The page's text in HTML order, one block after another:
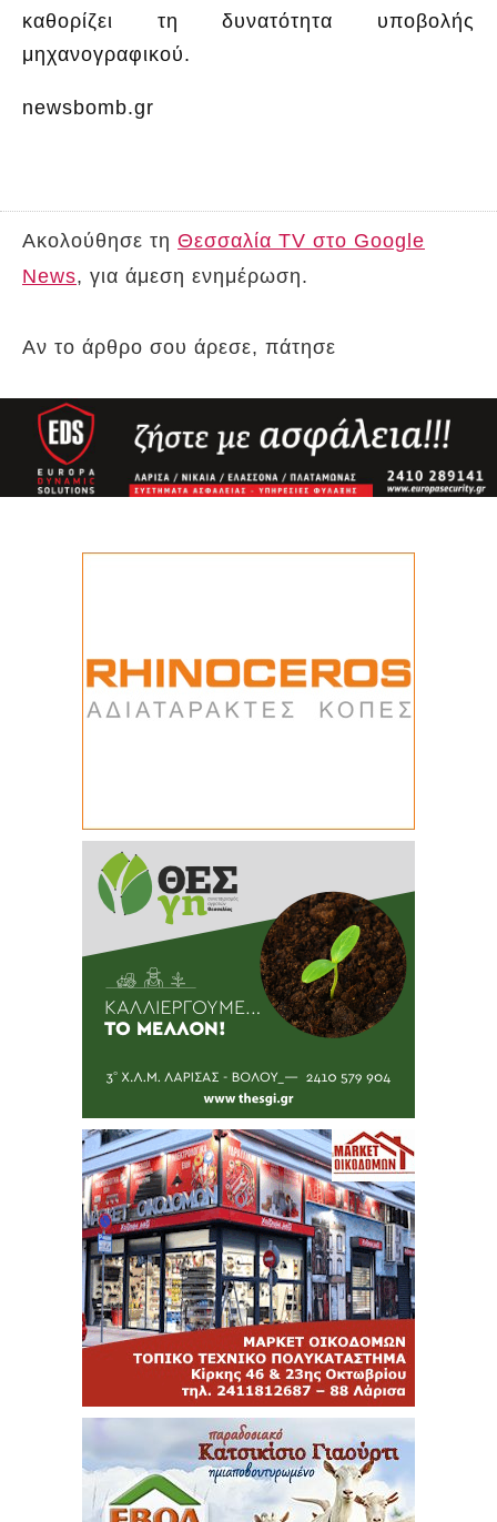
καθορίζει τη δυνατότητα υποβολής
μηχανογραφικού.
newsbomb.gr
Ακολούθησε τη Θεσσαλία TV στο Google
News, για άμεση ενημέρωση.
Αν το άρθρο σου άρεσε, πάτησε